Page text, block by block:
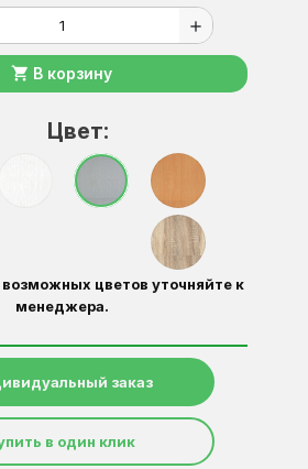
add
shopping_cart В корзину
Цвет:
цветов уточняйте к
менеджера.
заказ
в один клик